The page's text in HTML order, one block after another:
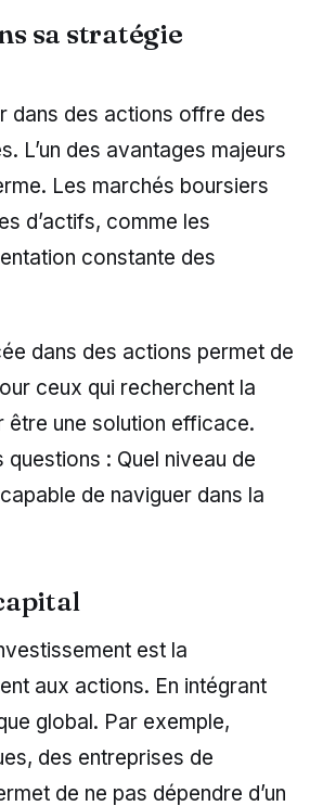
sa stratégie
dans des actions offre des
L’un des avantages majeurs
Les marchés boursiers
d’actifs, comme les
constante des
dans des actions permet de
ceux qui recherchent la
être une solution efficace.
: Quel niveau de
de naviguer dans la
est la
aux actions. En intégrant
global. Par exemple,
des entreprises de
de ne pas dépendre d’un